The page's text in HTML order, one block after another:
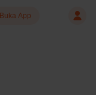
Buka App